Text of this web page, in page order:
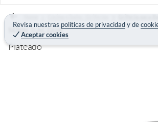
n
i
Revisa nuestras políticas de privacidadyde
Aceptar cookies
Home Cocina y baño - Griferías Grifería para
SENSI DACQUA
Plateado